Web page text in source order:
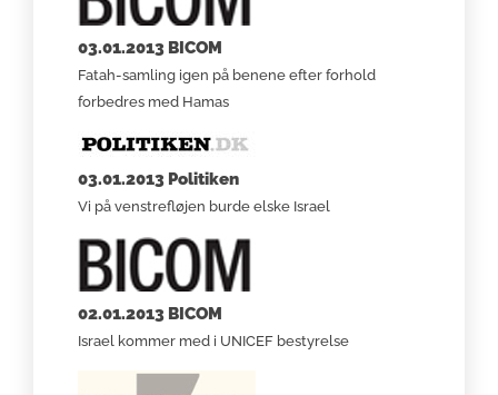
03.01.2013 BICOM
Fatah-samling igen på benene efter forhold
forbedres med Hamas
03.01.2013 Politiken
Vi på venstrefløjen burde elske Israel
02.01.2013 BICOM
Israel kommer med i UNICEF bestyrelse